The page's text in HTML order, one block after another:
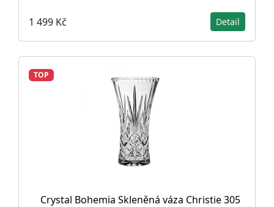
1 499 Kč Detail
TOP
Crystal Bohemia Skleněná váza Christie 305